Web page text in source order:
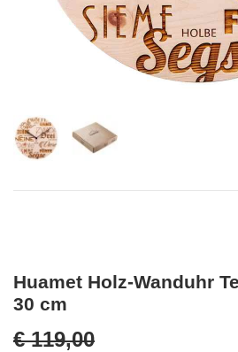
Huamet Holz-Wanduhr
30 cm
€ 119,00